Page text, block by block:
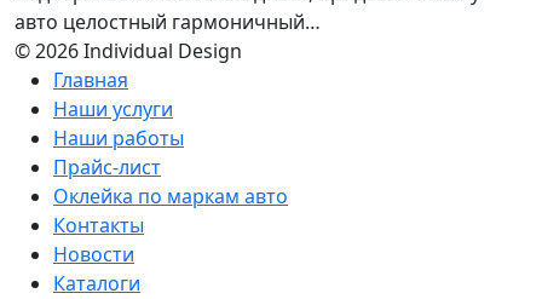
авто целостный гармоничный…
© 2026 Individual Design
Главная
Наши услуги
Наши работы
Прайс-лист
Оклейка по маркам авто
Контакты
Новости
Каталоги